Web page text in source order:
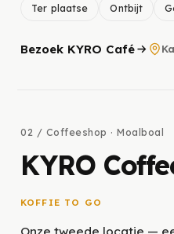
Ter plaatse Ontbijt
Bezoek KYRO Café
02 / Coffeeshop · Moalboal
KYRO
KOFFIE TO GO
Onze tweede locatie —